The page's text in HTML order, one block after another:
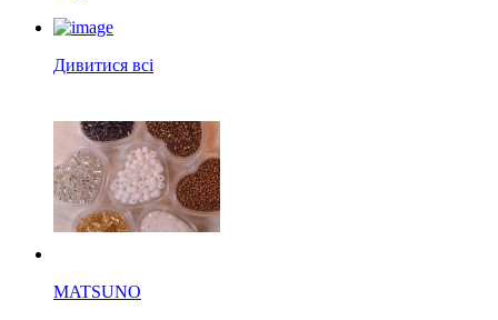
Дивитися всі
MATSUNO